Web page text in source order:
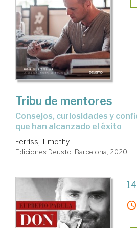
Tribu de mentores
consejos, curiosidades y confidencias de aquellos
que han alcanzado el éxito
Ferriss, Timothy
Ediciones Deusto. Barcelona, 2020